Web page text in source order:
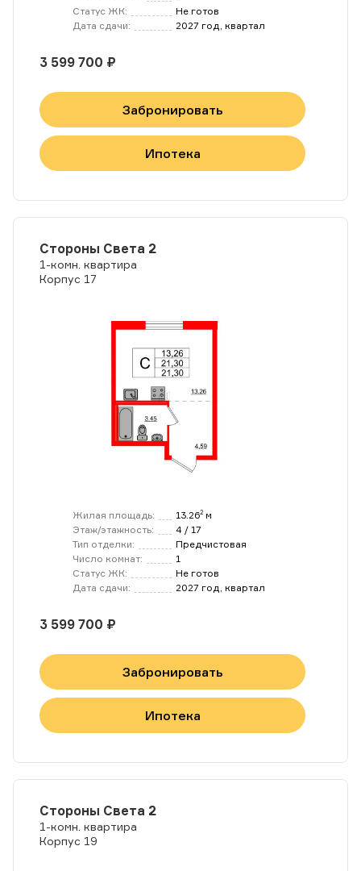
Статус ЖК:
Не готов
Дата сдачи:
2027 год, квартал
3 599 700 ₽
Забронировать
Ипотека
Стороны Света 2
1-комн. квартира
Корпус 17
Жилая площадь: 13.262 м
Этаж/этажность:
4 / 17
Тип отделки:
Предчистовая
Число комнат:
1
Статус ЖК:
Не готов
Дата сдачи:
2027 год, квартал
3 599 700 ₽
Забронировать
Ипотека
Стороны Света 2
1-комн. квартира
Корпус 19